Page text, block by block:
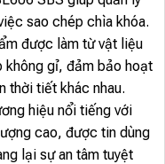
sao chép chìa khóa.
được làm từ vật liệu
không gỉ, đảm bảo hoạt
thời tiết khác nhau.
hiệu nổi tiếng với
cao, được tin dùng
lại sự an tâm tuyệt